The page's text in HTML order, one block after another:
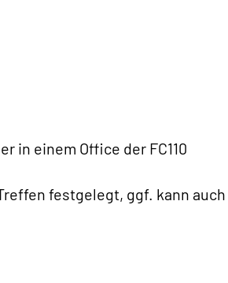
in einem Office der FC110
festgelegt, ggf. kann